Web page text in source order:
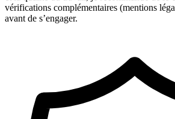
vérifications complémentaires (mentions
avant de s’engager.